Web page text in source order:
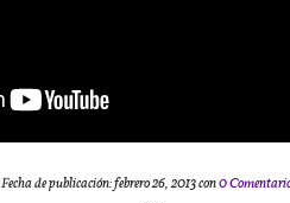
Fecha de publicación: febrero 26, 2013 con0